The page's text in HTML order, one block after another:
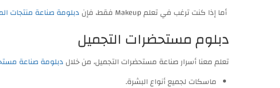
أما إذا كنت ترغب في تعلم Makeup فقط، فإن
دبلومة صناعة منتجات
دبلوم مستحضرات التجميل
تعلم معنا أسرار صناعة مستحضرات التجميل، من خلال دبلومة صناعة
ماسكات لجميع أنواع البشرة.